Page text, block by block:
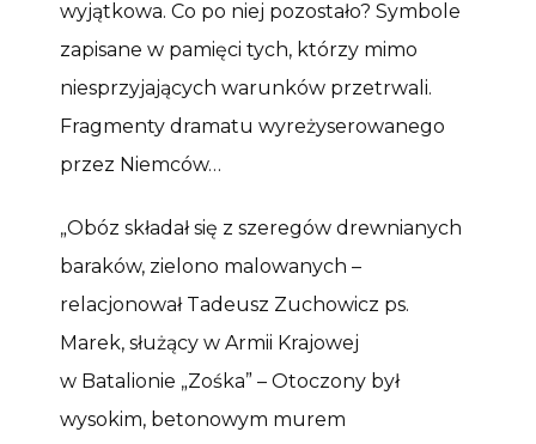
wyjątkowa. Co po niej pozostało? Symbole
zapisane w pamięci tych, którzy mimo
niesprzyjających warunków przetrwali.
Fragmenty dramatu wyreżyserowanego
przez Niemców…
„Obóz składał się z szeregów drewnianych
baraków, zielono malowanych –
relacjonował Tadeusz Zuchowicz ps.
Marek, służący w Armii Krajowej
w Batalionie „Zośka” – Otoczony był
wysokim, betonowym murem